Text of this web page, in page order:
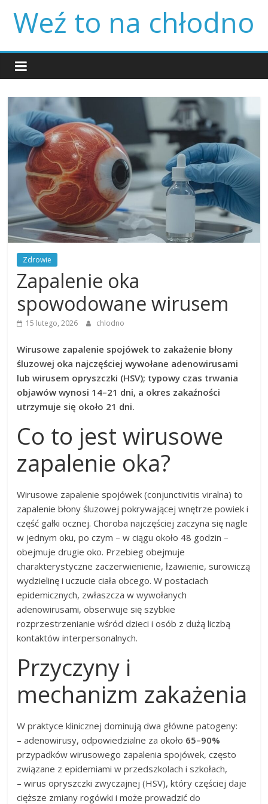
content
Weź to na chłodno
Zdrowie
Zapalenie oka
spowodowane wirusem
15 lutego, 2026 chlodno
Wirusowe zapalenie spojówek to zakażenie błony
śluzowej oka najczęściej wywołane adenowirusami
lub wirusem opryszczki (HSV); typowy czas trwania
objawów wynosi 14–21 dni, a okres zakaźności
utrzymuje się około 21 dni.
Co to jest wirusowe
zapalenie oka?
Wirusowe zapalenie spojówek (conjunctivitis viralna) to
zapalenie błony śluzowej pokrywającej wnętrze powiek i
część gałki ocznej. Choroba najczęściej zaczyna się nagle
w jednym oku, po czym – w ciągu około 48 godzin –
obejmuje drugie oko. Przebieg obejmuje
charakterystyczne zaczerwienienie, łzawienie, surowiczą
wydzielinę i uczucie ciała obcego. W postaciach
epidemicznych, zwłaszcza w wywołanych
adenowirusami, obserwuje się szybkie
rozprzestrzenianie wśród dzieci i osób z dużą liczbą
kontaktów interpersonalnych.
Przyczyny i
mechanizm zakażenia
W praktyce klinicznej dominują dwa główne patogeny:
– adenowirusy, odpowiedzialne za około 65–90%
przypadków wirusowego zapalenia spojówek, często
związane z epidemiami w przedszkolach i szkołach,
– wirus opryszczki zwyczajnej (HSV), który częściej daje
cięższe zmiany rogówki i może prowadzić do